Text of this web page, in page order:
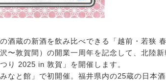
酒蔵の新酒を飲み比べできる「越前・若狭
〜敦賀間）の開業一周年を記念して、北陸新
り 2025 in 敦賀」を開催します。
なと館」で初開催。福井県内の25蔵の日本酒